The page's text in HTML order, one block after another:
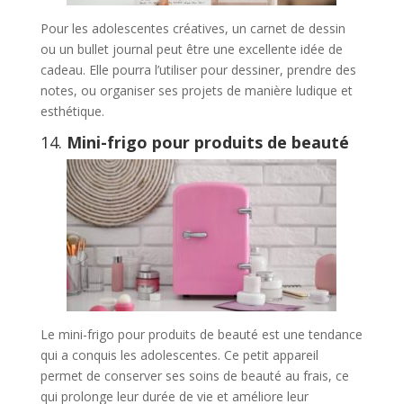
Pour les adolescentes créatives, un carnet de dessin
ou un bullet journal peut être une excellente idée de
cadeau. Elle pourra l’utiliser pour dessiner, prendre des
notes, ou organiser ses projets de manière ludique et
esthétique.
14. Mini-frigo pour produits de beauté
Le mini-frigo pour produits de beauté est une tendance
qui a conquis les adolescentes. Ce petit appareil
permet de conserver ses soins de beauté au frais, ce
qui prolonge leur durée de vie et améliore leur